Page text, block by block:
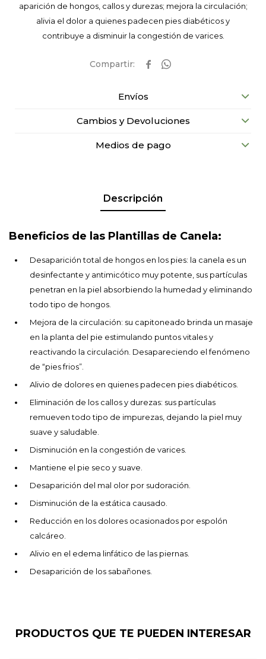
aparición de hongos, callos y durezas; mejora la circulación;
alivia el dolor a quienes padecen pies diabéticos y
contribuye a disminuir la congestión de varices.
 
Envíos
Cambios y Devoluciones
Medios de pago
Descripción
Beneficios de las Plantillas de Canela:
Desaparición total de hongos en los pies: la canela es un
desinfectante y antimicótico muy potente, sus partículas
penetran en la piel absorbiendo la humedad y eliminando
todo tipo de hongos.
Mejora de la circulación: su capitoneado brinda un masaje
en la planta del pie estimulando puntos vitales y
reactivando la circulación. Desapareciendo el fenómeno
de “pies frios”.
Alivio de dolores en quienes padecen pies diabéticos.
Eliminación de los callos y durezas: sus partículas
remueven todo tipo de impurezas, dejando la piel muy
suave y saludable.
Disminución en la congestión de varices.
Mantiene el pie seco y suave.
Desaparición del mal olor por sudoración.
Disminución de la estática causado.
Reducción en los dolores ocasionados por espolón
calcáreo.
Alivio en el edema linfático de las piernas.
Desaparición de los sabañones.
PRODUCTOS QUE TE PUEDEN INTERESAR